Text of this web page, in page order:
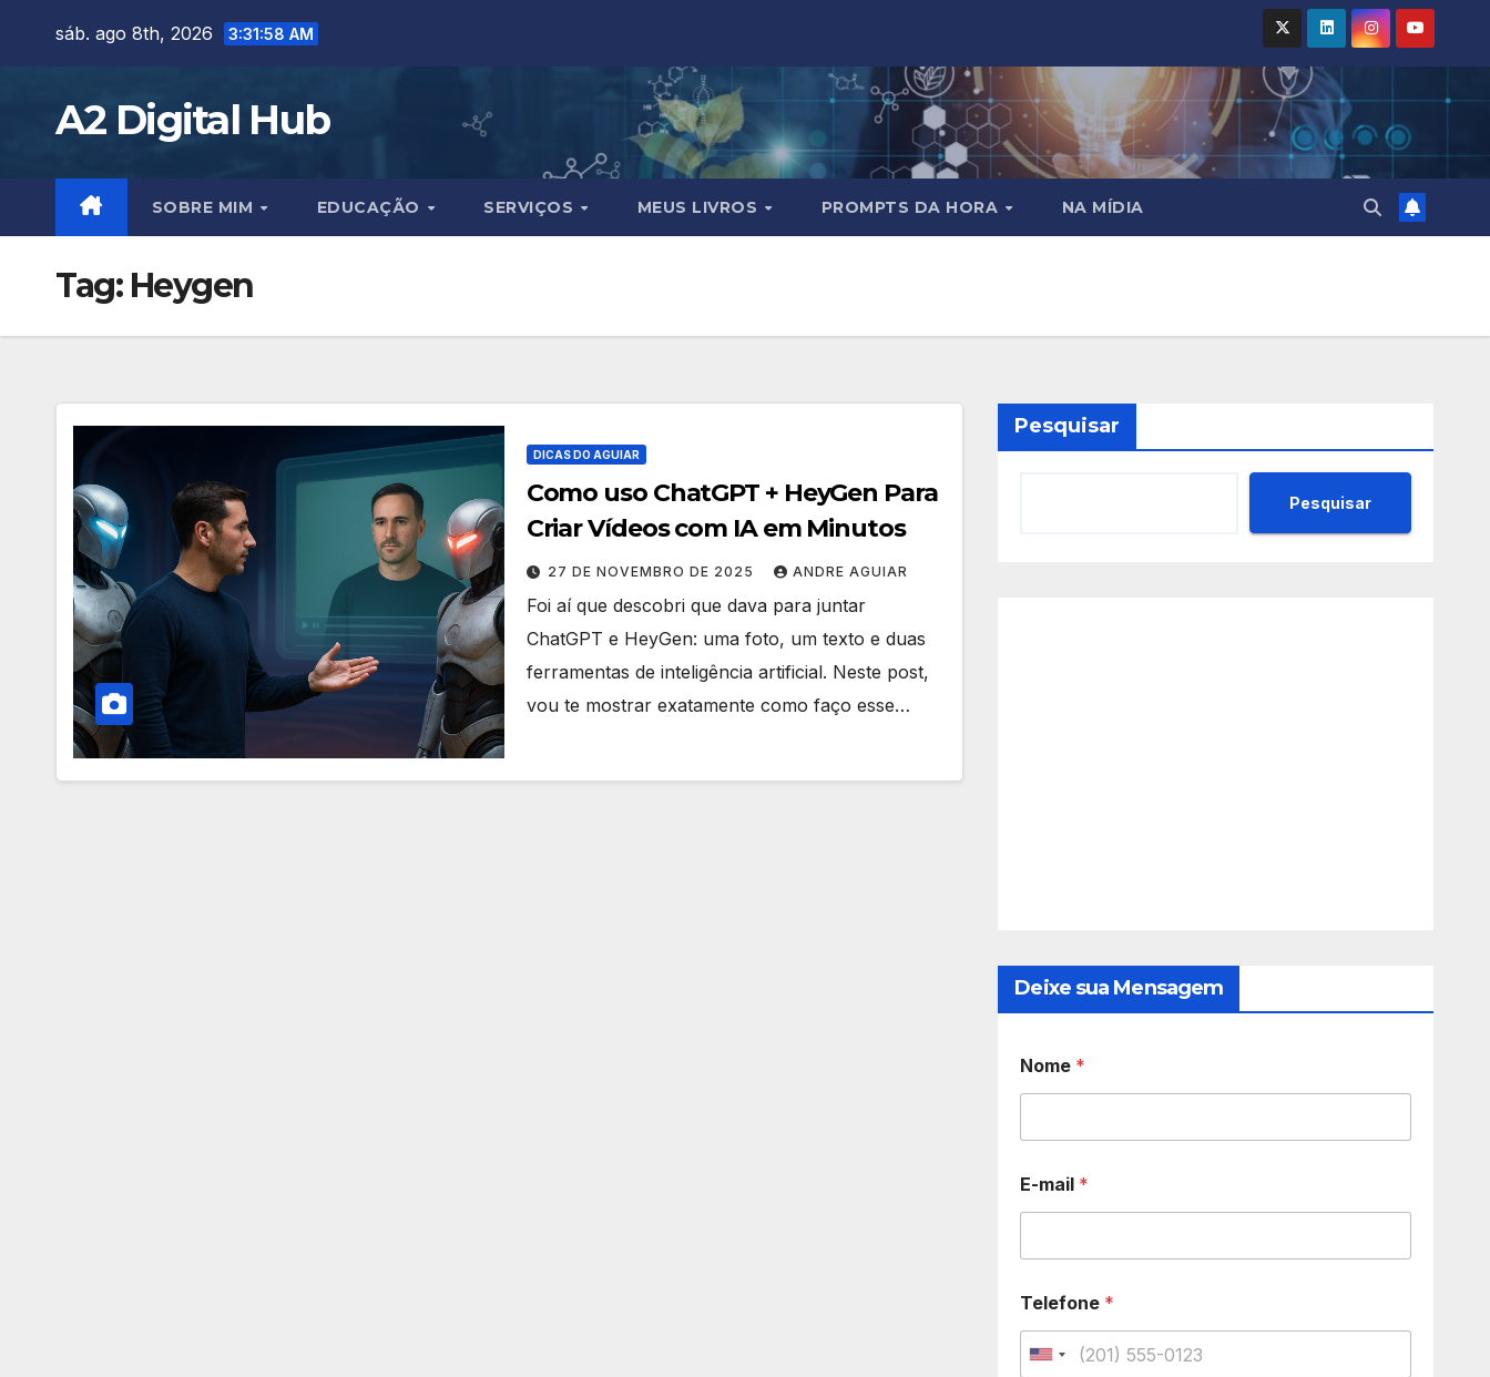
sáb. ago 8th, 2026 3:31:59 AM
A2 Digital Hub
SOBRE MIM EDUCAÇÃO SERVIÇOS MEUS LIVROS PROMPTS DA HORA NA MÍDIA
Tag: Heygen
DICAS DO AGUIAR
Como uso ChatGPT + HeyGen Para
Criar Vídeos com IA em Minutos
27 DE NOVEMBRO DE 2025 ANDRE AGUIAR
Foi aí que descobri que dava para juntar
ChatGPT e HeyGen: uma foto, um texto e duas
ferramentas de inteligência artificial. Neste post,
vou te mostrar exatamente como faço esse…
Pesquisar
Pesquisar
Deixe sua Mensagem
Nome *
E-mail *
Telefone *
U